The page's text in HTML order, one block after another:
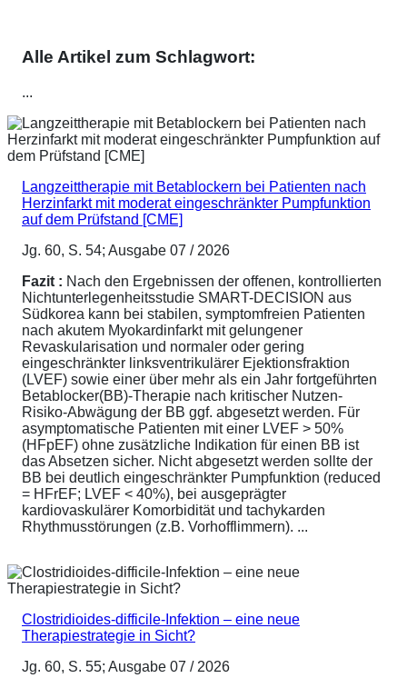
Alle Artikel zum Schlagwort:
...
Langzeittherapie mit Betablockern bei Patienten nach
Herzinfarkt mit moderat eingeschränkter Pumpfunktion
auf dem Prüfstand [CME]
Jg. 60, S. 54; Ausgabe 07 / 2026
Fazit : Nach den Ergebnissen der offenen, kontrollierten
Nichtunterlegenheitsstudie SMART-DECISION aus
Südkorea kann bei stabilen, symptomfreien Patienten
nach akutem Myokardinfarkt mit gelungener
Revaskularisation und normaler oder gering
eingeschränkter linksventrikulärer Ejektionsfraktion
(LVEF) sowie einer über mehr als ein Jahr fortgeführten
Betablocker(BB)-Therapie nach kritischer Nutzen-
Risiko-Abwägung der BB ggf. abgesetzt werden. Für
asymptomatische Patienten mit einer LVEF > 50%
(HFpEF) ohne zusätzliche Indikation für einen BB ist
das Absetzen sicher. Nicht abgesetzt werden sollte der
BB bei deutlich eingeschränkter Pumpfunktion (reduced
= HFrEF; LVEF < 40%), bei ausgeprägter
kardiovaskulärer Komorbidität und tachykarden
Rhythmusstörungen (z.B. Vorhofflimmern). ...
Clostridioides-difficile-Infektion – eine neue
Therapiestrategie in Sicht?
Jg. 60, S. 55; Ausgabe 07 / 2026